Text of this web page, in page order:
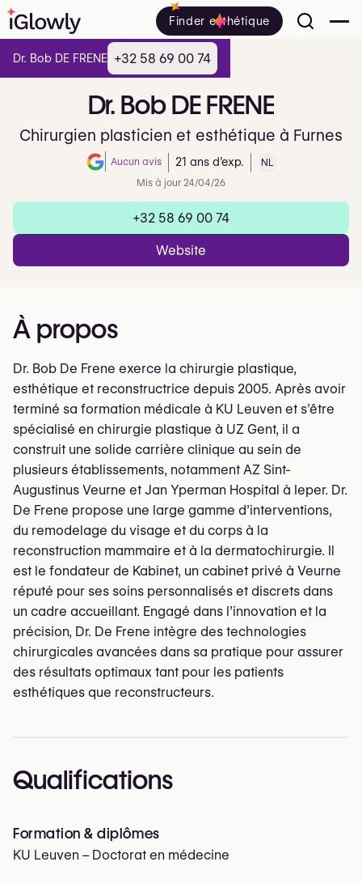
Finder esthétique
Dr. BobDEFRENE
Chirurgien plasticien et esthétique à Furnes
Aucun avis
Note de 0 sur 5 sur Google
21 ans d’exp.
NL
Mis à jour 24/04/26
+32 58 69 00 74
Website
À propos
Dr. Bob De Frene exerce la chirurgie plastique,
esthétique et reconstructrice depuis 2005. Après avoir
terminé sa formation médicale à KU Leuven et s’être
spécialisé en chirurgie plastique à UZ Gent, il a
construit une solide carrière clinique au sein de
plusieurs établissements, notamment AZ Sint-
Augustinus Veurne et Jan Yperman Hospital à Ieper. Dr.
De Frene propose une large gamme d’interventions,
du remodelage du visage et du corps à la
reconstruction mammaire et à la dermatochirurgie. Il
est le fondateur de Kabinet, un cabinet privé à Veurne
réputé pour ses soins personnalisés et discrets dans
un cadre accueillant. Engagé dans l’innovation et la
précision, Dr. De Frene intègre des technologies
chirurgicales avancées dans sa pratique pour assurer
des résultats optimaux tant pour les patients
esthétiques que reconstructeurs.
Qualifications
Formation & diplômes
KU Leuven – Doctorat en médecine
Dr. Bob DE FRENE +32 58 69 00 74